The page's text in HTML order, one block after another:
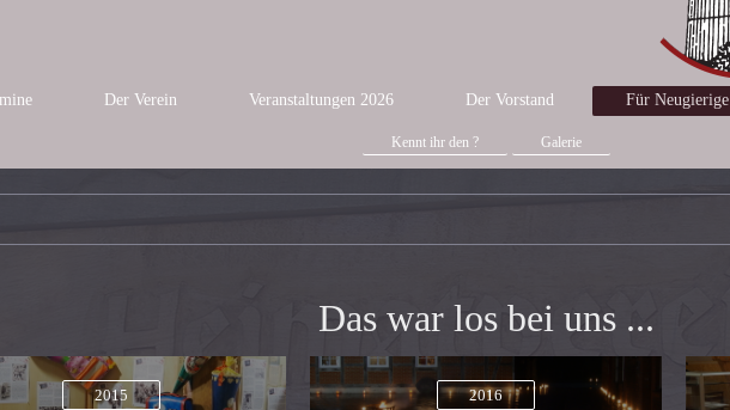
Der Verein Veranstaltungen 2026 Der Vorstand Für Neugierige
Kennt ihr den ? Galerie
Das war los bei uns ...
2015 2016